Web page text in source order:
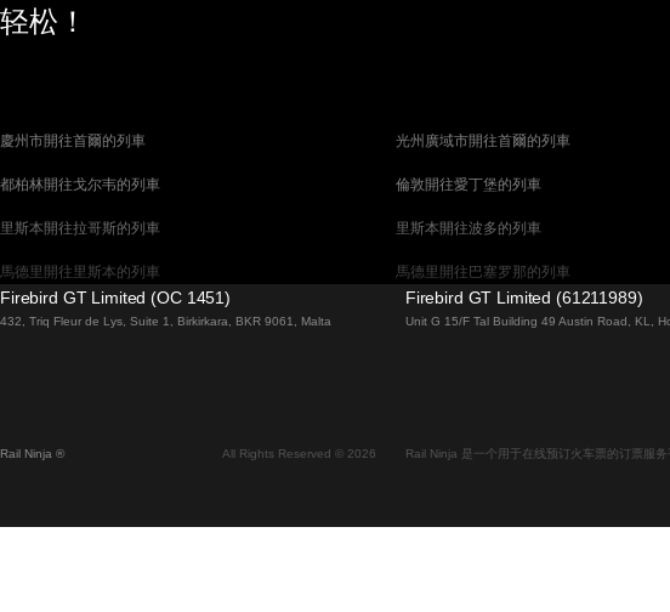
轻松！
慶州市開往首爾的列車 光州廣域市開往首爾的列車
都柏林開往戈尔韦的列車 倫敦開往愛丁堡的列車
里斯本開往拉哥斯的列車 里斯本開往波多的列車
馬德里開往里斯本的列車 馬德里開往巴塞罗那的列車
馬拉加開往馬德里的列車 巴塞罗那開往馬德里的列車
维也纳開往布拉格的列車 首爾開往蔚山廣域市的列車
Firebird GT Limited (OC 1451)
432, Triq Fleur de Lys, Suite 1, Birkirkara, BKR 9061, Malta
Firebird GT Limited (61211989)
Unit G 15/F Tal Building 49 Austin Road, KL,
Rail Ninja ® All Rights Reserved © 2026 Rail Ninja 是一个用于在线预订火车票的订票服